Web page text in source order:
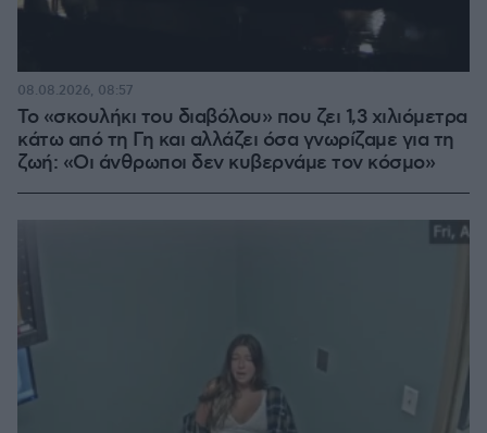
Το «σκουλήκι του διαβόλου» που ζει 1,3 χιλιόμετρα
κάτω από τη Γη και αλλάζει όσα γνωρίζαμε για τη
ζωή: «Οι άνθρωποι δεν κυβερνάμε τον κόσμο»
08.08.2026, 08:57